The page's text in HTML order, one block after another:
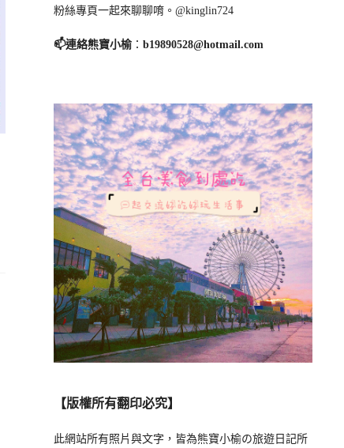
粉絲專頁一起來聊聊唷。@kinglin724
📫連絡熊寶小榆： b19890528@hotmail.com
【版權所有翻印必究】
此網站所有照片與文字，皆為熊寶小榆の旅遊日記所